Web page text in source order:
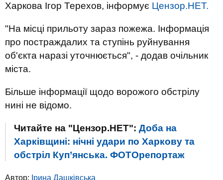
Харкова Ігор Терехов, інформує Цензор.НЕТ.
"На місці прильоту зараз пожежа. Інформація
про постраждалих та ступінь руйнування
об'єкта наразі уточнюється", - додав очільник
міста.
Більше інформації щодо ворожого обстрілу
нині не відомо.
Читайте на "Цензор.НЕТ": Доба на
Харківщині: нічні удари по Харкову та
обстріл Куп’янська. ФОТОрепортаж
Автор: Ірина Дашківська